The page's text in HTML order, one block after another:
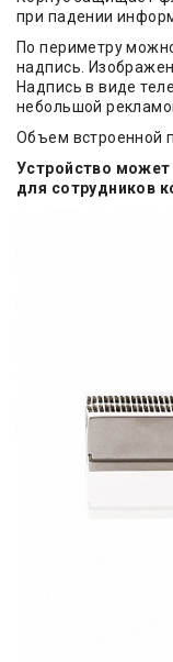
при падении
По периметру
надпись.
Надпись в виде
небольшой
Объем встроенной
Устройство
для сотрудников